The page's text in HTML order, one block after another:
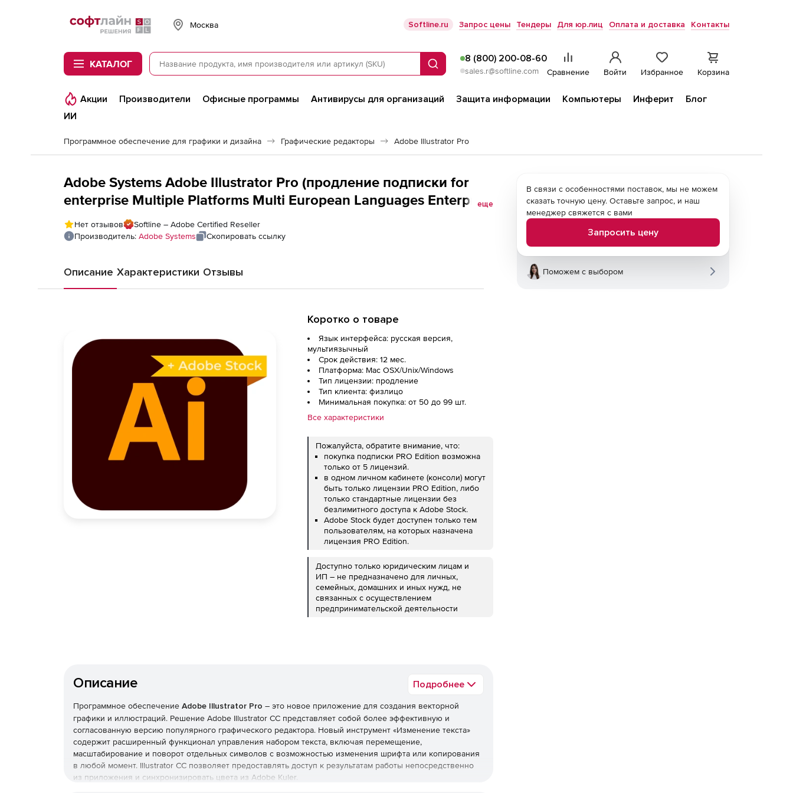
Softline
Москва Softline.ru Запрос цены Тендеры Для юр.лиц Оплата и доставка Контакты
КАТАЛОГ Поиск
8 (800) 200-08-60
sales.r@softline.com Сравнение Войти Избранное Корзина
Акции Производители Офисные программы Антивирусы для организаций Защита информации Компьютеры Инферит
Блог
ИИ
Программное обеспечение для графики и дизайна Графические редакторы Adobe Illustrator Pro
Adobe Systems Adobe Illustrator Pro (продление подписки for
enterprise Multiple Platforms Multi European Languages Enterprise
Commercial),
еще
Нет отзывов
Softline – Adobe Certified Reseller
Производитель: Adobe Systems Скопировать ссылку
Описание Характеристики Отзывы
Коротко о товаре
Язык интерфейса: русская версия,
мультиязычный
Срок действия: 12 мес.
Платформа: Mac OSX/Unix/Windows
Тип лицензии: продление
Тип клиента: физлицо
Минимальная покупка: от 50 до 99 шт.
Все характеристики
Пожалуйста, обратите внимание, что:
покупка подписки PRO Edition возможна
только от 5 лицензий.
в одном личном кабинете (консоли) могут
быть только лицензии PRO Edition, либо
только стандартные лицензии без
безлимитного доступа к Adobe Stock.
Adobe Stock будет доступен только тем
пользователям, на которых назначена
лицензия PRO Edition.
Доступно только юридическим лицам и
ИП – не предназначено для личных,
семейных, домашних и иных нужд, не
связанных с осуществлением
предпринимательской деятельности
Описание Подробнее
Программное обеспечение Adobe Illustrator Pro – это новое приложение для создания векторной
графики и иллюстраций. Решение Adobe Illustrator CC представляет собой более эффективную и
согласованную версию популярного графического редактора. Новый инструмент «Изменение текста»
содержит расширенный функционал управления набором текста, включая перемещение,
масштабирование и поворот отдельных символов с возможностью изменения шрифта или копирования
в любой момент. Illustrator CC позволяет предоставлять доступ к результатам работы непосредственно
из приложения и синхронизировать цвета из Adobe Kuler.
В связи с особенностями поставок, мы не можем
сказать точную цену. Оставьте запрос, и наш
менеджер свяжется с вами
Запросить цену
Поможем с выбором